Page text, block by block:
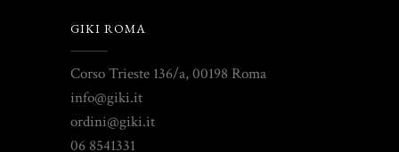
GIKI ROMA
Corso Trieste 136/a, 00198 Roma
info@giki.it
ordini@giki.it
06 8541331